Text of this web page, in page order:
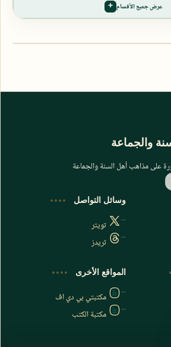
عرض جميع الأقسام
والجماعة
على مذاهب أهل السنة والجماعة
وسائل التواصل
تويتر
ثريدز
المواقع الأخرى
مكتبتي بي دي اف
مكتبة الكتب